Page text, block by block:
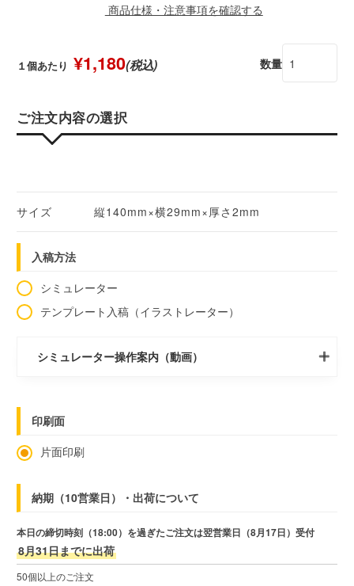
商品仕様・注意事項を確認する
１個あたり ¥1,180(税込) 数量
ご注文内容の選択
サイズ 縦140mm×横29mm×厚さ2mm
入稿方法
シミュレーター
テンプレート入稿（イラストレーター）
シミュレーター操作案内（動画）
印刷面
片面印刷
納期（10営業日）・出荷について
本日の締切時刻（18:00）を過ぎたご注文は翌営業日（8月17日）受付
8月31日までに出荷
50個以上のご注文